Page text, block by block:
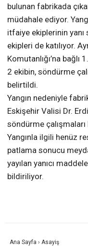
bulunan fabrikada
müdahale ediyor.
itfaiye ekiplerinin yanı
ekipleri de katılıyor.
Komutanlığı’na bağlı
2 ekibin, söndürme
belirtildi.
Yangın nedeniyle
Eskişehir Valisi Dr.
söndürme çalışmaları
Yangınla ilgili henüz
patlama sonucu
yayılan yanıcı
bildiriliyor.
Ana Sayfa › Asayiş